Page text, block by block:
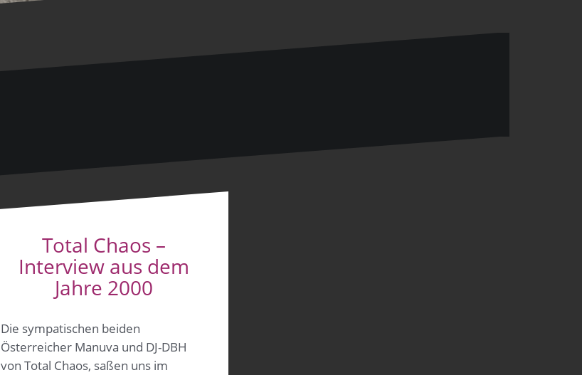
Total Chaos –
Interview aus dem
Jahre 2000
Die sympatischen beiden
Österreicher Manuva und DJ-DBH
von Total Chaos, saßen uns im